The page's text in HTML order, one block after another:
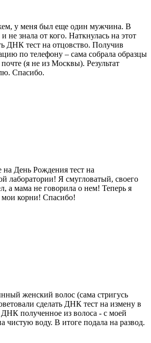
у меня был еще один мужчина. В
не знала от кого. Наткнулась на этот
ДНК тест на отцовство. Получив
по телефону – сама собрала образцы
(я не из Москвы). Результат
Спасибо.
на День Рождения тест на
лаборатории! Я смугловатый, своего
а мама не говорила о нем! Теперь я
мои корни! Спасибо!
женский волос (сама стригусь
сделать ДНК тест на измену в
полученное из волоса - с моей
воду. В итоге подала на развод.